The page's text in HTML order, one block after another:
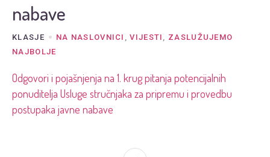
nabave
KLASJE NA NASLOVNICI ,VIJESTI , ZASLUŽUJEMO
NAJBOLJE
Odgovori i pojašnjenja na 1. krug pitanja potencijalnih
ponuditelja Usluge stručnjaka za pripremu i provedbu
postupaka javne nabave